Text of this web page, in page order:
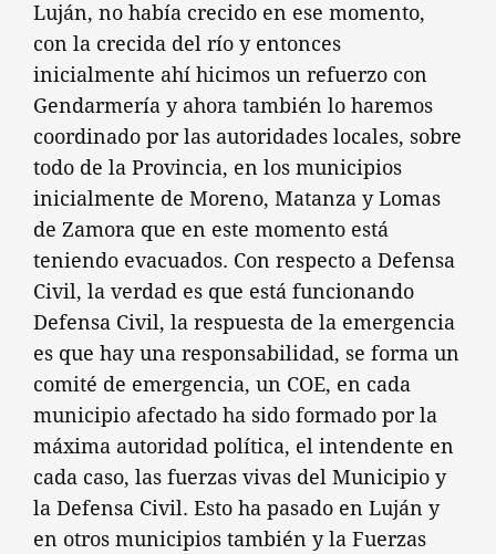
Luján, no había crecido en ese momento,
con la crecida del río y entonces
inicialmente ahí hicimos un refuerzo con
Gendarmería y ahora también lo haremos
coordinado por las autoridades locales, sobre
todo de la Provincia, en los municipios
inicialmente de Moreno, Matanza y Lomas
de Zamora que en este momento está
teniendo evacuados. Con respecto a Defensa
Civil, la verdad es que está funcionando
Defensa Civil, la respuesta de la emergencia
es que hay una responsabilidad, se forma un
comité de emergencia, un COE, en cada
municipio afectado ha sido formado por la
máxima autoridad política, el intendente en
cada caso, las fuerzas vivas del Municipio y
la Defensa Civil. Esto ha pasado en Luján y
en otros municipios también y la Fuerzas